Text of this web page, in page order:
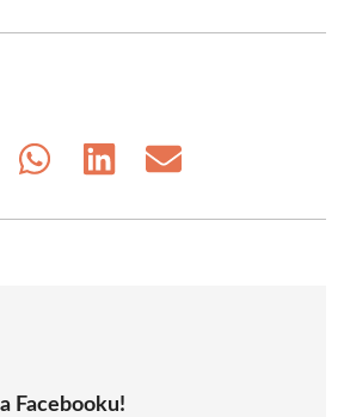
Share
Share
Share
Facebooku!